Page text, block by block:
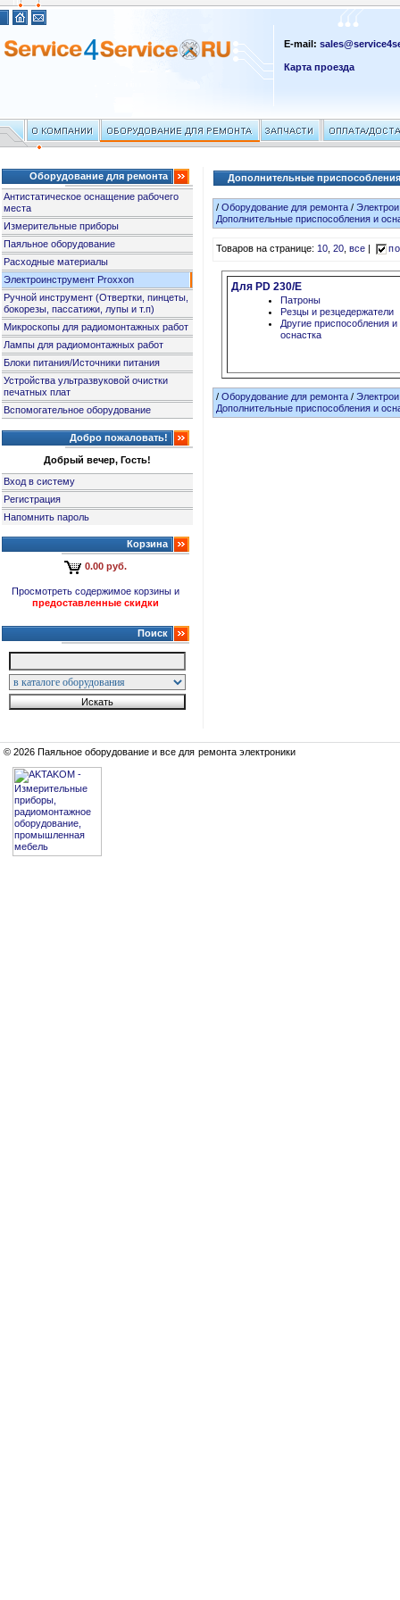
E-mail:
Карта проезда
Оборудование для ремонта
Антистатическое оснащение рабочего
места
Измерительные приборы
Паяльное оборудование
Расходные материалы
Электроинструмент Proxxon
Ручной инструмент (Отвертки, пинцеты,
бокорезы, пассатижи, лупы и т.п)
Микроскопы для радиомонтажных работ
Лампы для радиомонтажных работ
Блоки питания/Источники питания
Устройства ультразвуковой очистки
печатных плат
Вспомогательное оборудование
Добро пожаловать!
Добрый вечер, Гость!
Вход в систему
Регистрация
Напомнить пароль
Корзина
0.00 руб.
Просмотреть содержимое корзины и
предоставленные скидки
Поиск
Дополнительные приспособления
/Оборудование для ремонта /
Дополнительные приспособления и
Товаров на странице:10,20,все
Для PD 230/E
Патроны
Резцы и резцедержатели
Другие приспособления и
оснастка
/Оборудование для ремонта /
Дополнительные приспособления и
© 2026 Паяльное оборудование и все для ремонта электроники